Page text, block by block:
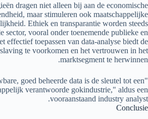
dragen niet alleen bij aan de economische
maar stimuleren ook maatschappelijke
Ethiek en transparantie worden steeds
sector, vooral onder toenemende publieke en
effectief toepassen van data-analyse biedt de
te voorkomen en het vertrouwen in het
marktsegment te herwinnen.
goed beheerde data is de sleutel tot een
verantwoorde gokindustrie," aldus een
vooraanstaand industry analyst.
Conclusie